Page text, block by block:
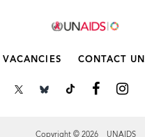
VACANCIES CONTACT
Copyright © 2026 UNAIDS